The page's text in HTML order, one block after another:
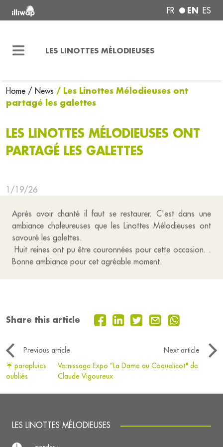
FR EN ES
LES LINOTTES MÉLODIEUSES
Home / News / Les Linottes Mélodieuses ont
partagé les galettes
LES LINOTTES MÉLODIEUSES ONT
PARTAGÉ LES GALETTES
1/19/26
Après avoir chanté il faut se restaurer. C'est dans une
ambiance chaleureuses que les Linottes Mélodieuses ont
savouré les galettes.
Huit reines ont pu être couronnées pour cette occasion. .
Bonne ambiance pour cet agréable moment.
Share this article
Previous article
Next article
☔ parapluies
oubliés
Vernissage Expo ”La Dame au Coquelicot" de
Claude Vigoureux
LES LINOTTES MÉLODIEUSES